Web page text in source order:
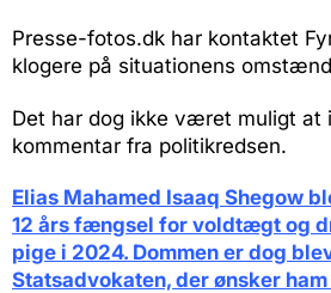
Presse-fotos.dk har kontaktet
klogere på situationens
Det har dog ikke været muligt at
kommentar fra politikredsen.
Elias Mahamed Isaaq Shegow
12 års fængsel for voldtægt og
pige i 2024. Dommen er dog
Statsadvokaten, der ønsker